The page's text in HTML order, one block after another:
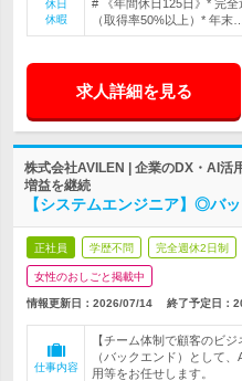
休日
休暇
# 《年間休日125日》* 完
（取得率50%以上）* 年末…
求人詳細を見る
株式会社AVILEN | 企業のDX・AI活
増益を継続
【システムエンジニア】◎バ
正社員 学歴不問 完全週休2日制
女性のおしごと掲載中
情報更新日：2026/07/14 終了予定日：
仕事内容
【チーム体制で顧客のビ
（バックエンド）として
用等をお任せします。